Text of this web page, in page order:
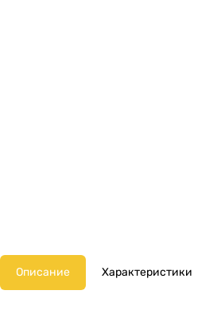
Описание Характеристики